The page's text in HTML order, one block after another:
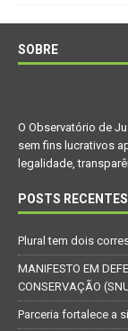
SOBRE
O Observatório de
sem fins lucrativos
legalidade,
POSTS RECENTES
Plural tem dois
MANIFESTO EM
CONSERVAÇÃO
Parceria fortalece a